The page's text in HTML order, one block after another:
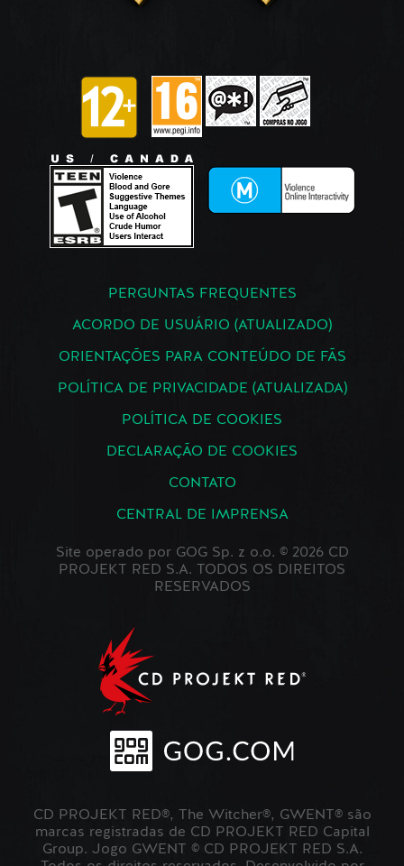
PERGUNTAS FREQUENTES
ACORDO DE USUÁRIO (ATUALIZADO)
ORIENTAÇÕES PARA CONTEÚDO DE FÃS
POLÍTICA DE PRIVACIDADE (ATUALIZADA)
POLÍTICA DE COOKIES
DECLARAÇÃO DE COOKIES
CONTATO
CENTRAL DE IMPRENSA
Site operado por GOG Sp. z o.o. © 2026 CD
PROJEKT RED S.A. TODOS OS DIREITOS
RESERVADOS
CD PROJEKT RED®, The Witcher®, GWENT® são
marcas registradas de CD PROJEKT RED Capital
Group. Jogo GWENT © CD PROJEKT RED S.A.